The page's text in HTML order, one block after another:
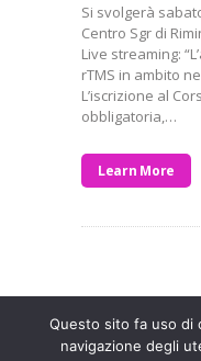
Si svolgerà
Centro Sgr di
Live streaming:
rTMS in ambito
L’iscrizione al
obbligatoria,…
Learn More
Questo sito fa uso di
navigazione degli